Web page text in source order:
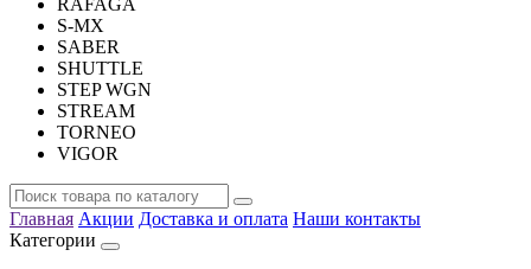
RAFAGA
S-MX
SABER
SHUTTLE
STEP WGN
STREAM
TORNEO
VIGOR
Главная Акции Доставка и оплата Наши контакты
Категории